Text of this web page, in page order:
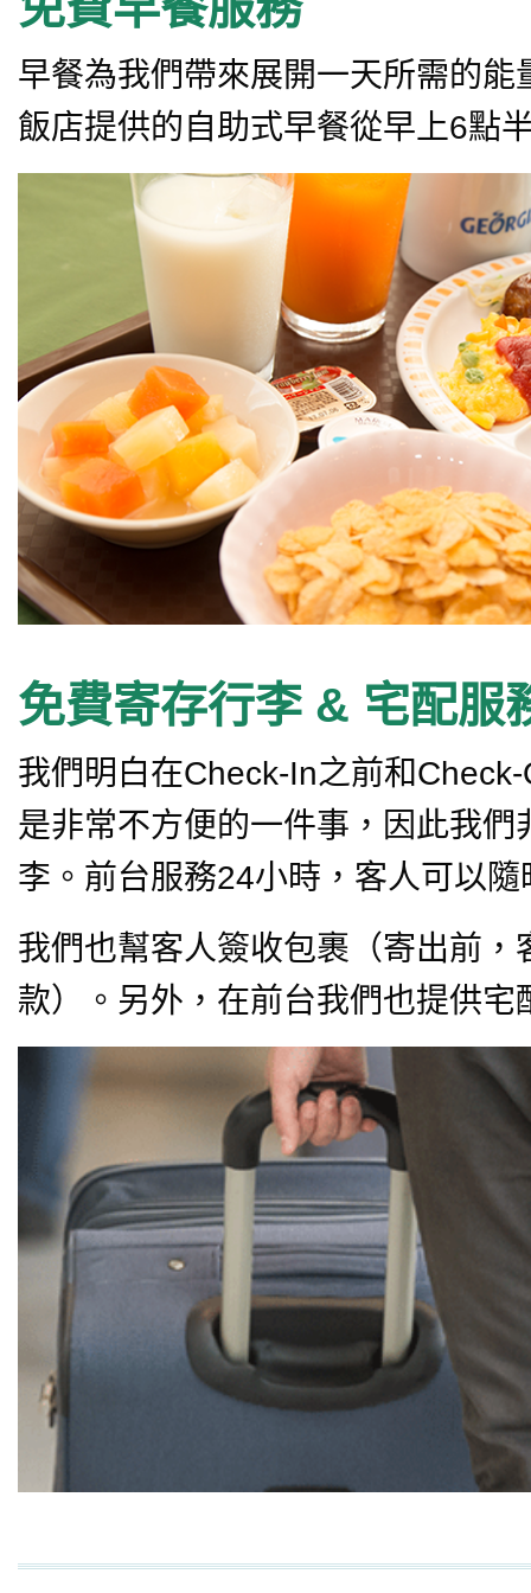
早餐為我們帶來展開一天所需的能
飯店提供的自助式早餐從早上6點
免費寄存行李 & 宅配服
我們明白在Check-In之前和
是非常不方便的一件事，因此我們
李。前台服務24小時，客人可以
我們也幫客人簽收包裹（寄出前，
款）。另外，在前台我們也提供宅